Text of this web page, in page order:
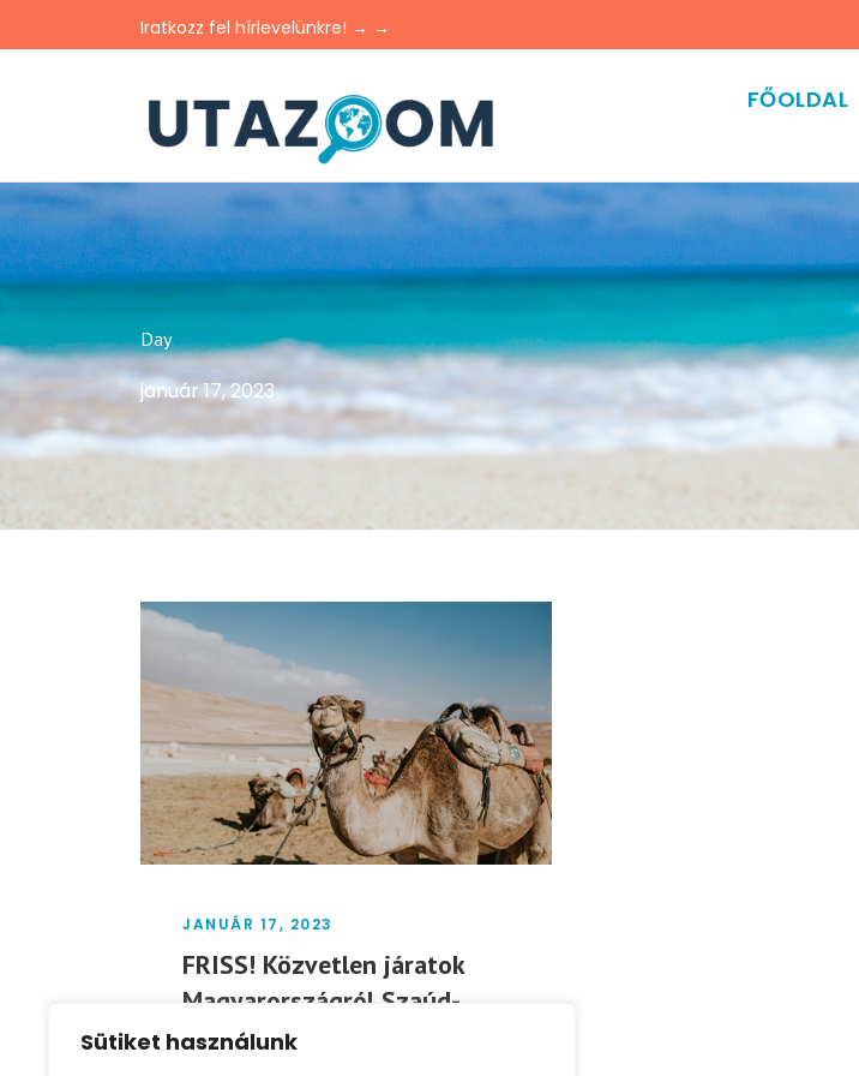
Sütiket használunk
Iratkozz fel hírlevelünkre! → →
FŐOLDAL
Day
január 17, 2023
JANUÁR 17, 2023
FRISS! Közvetlen járatok
Magyarországról Szaúd-
Arábiába mindössze 8000